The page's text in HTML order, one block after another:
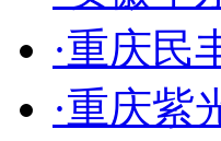
·重庆民
·重庆紫